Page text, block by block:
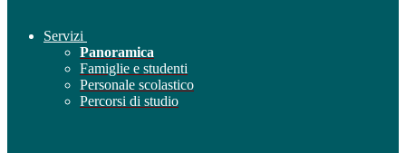
Servizi
Panoramica
Famiglie e studenti
Personale scolastico
Percorsi di studio